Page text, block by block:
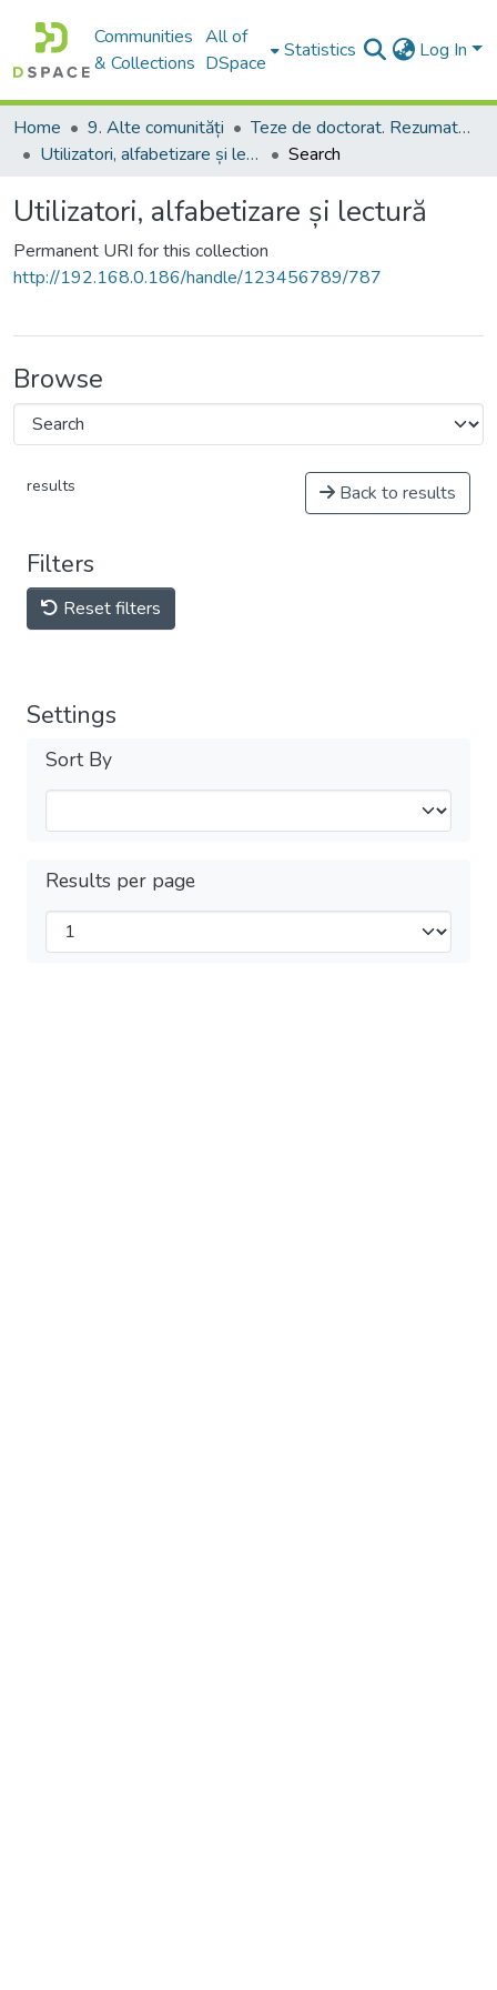
Communities
& Collections
All of
DSpace
Statistics Log In
Home 9. Alte comunități
Teze de doctorat. Rezumate ale tezelor de doctorat
Utilizatori, alfabetizare și lectură
Search
Utilizatori, alfabetizare și lectură
Permanent URI for this collection
http://192.168.0.186/handle/123456789/787
Browse
results Back to results
Filters
Reset filters
Settings
Sort By
Results per page